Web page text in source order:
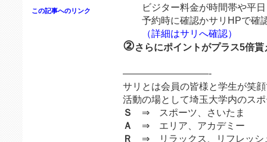
この記事へのリンク
ビジター料金が時間帯や平日
予約時に確認かサリHPで確
（詳細はサリへ確認）
②さらにポイントがプラス5倍貰
—————————-
サリとは会員の皆様と学生が笑
活動の場として埼玉大学内のス
Ｓ
⇒ スポーツ、さいたま
Ａ
⇒ エリア、アカデミー
Ｒ
⇒ リラックス、リフレッシ